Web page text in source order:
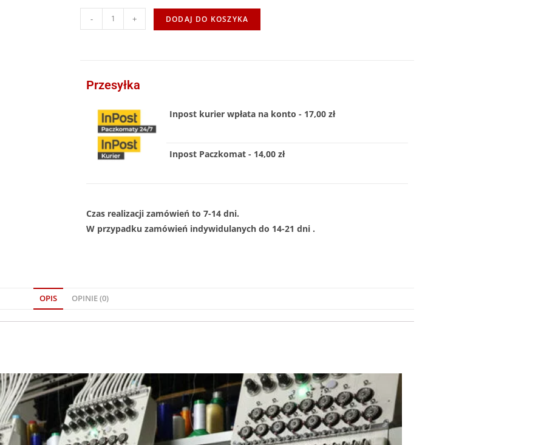
- + DODAJ DO KOSZYKA
Przesyłka
Inpost kurier wpłata na konto - 17,00 zł
Inpost Paczkomat - 14,00 zł
Czas realizacji zamówień to 7-14 dni.
W przypadku zamówień indywidulanych do 14-21 dni .
OPIS OPINIE (0)